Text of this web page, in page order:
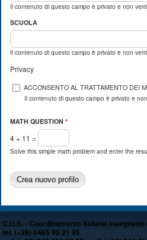
Il contenuto di questo campo è privato e non
SCUOLA
Il contenuto di questo campo è privato e non
Privacy
ACCONSENTO AL TRATTAMENTO DEI
Il contenuto di questo campo è privato e
MATH QUESTION *
4 + 11 =
Solve this simple math problem and enter the
C.I.I.S. - Coordinamento Italiano Insegnanti
tel. (+39) 0465 90 21 95